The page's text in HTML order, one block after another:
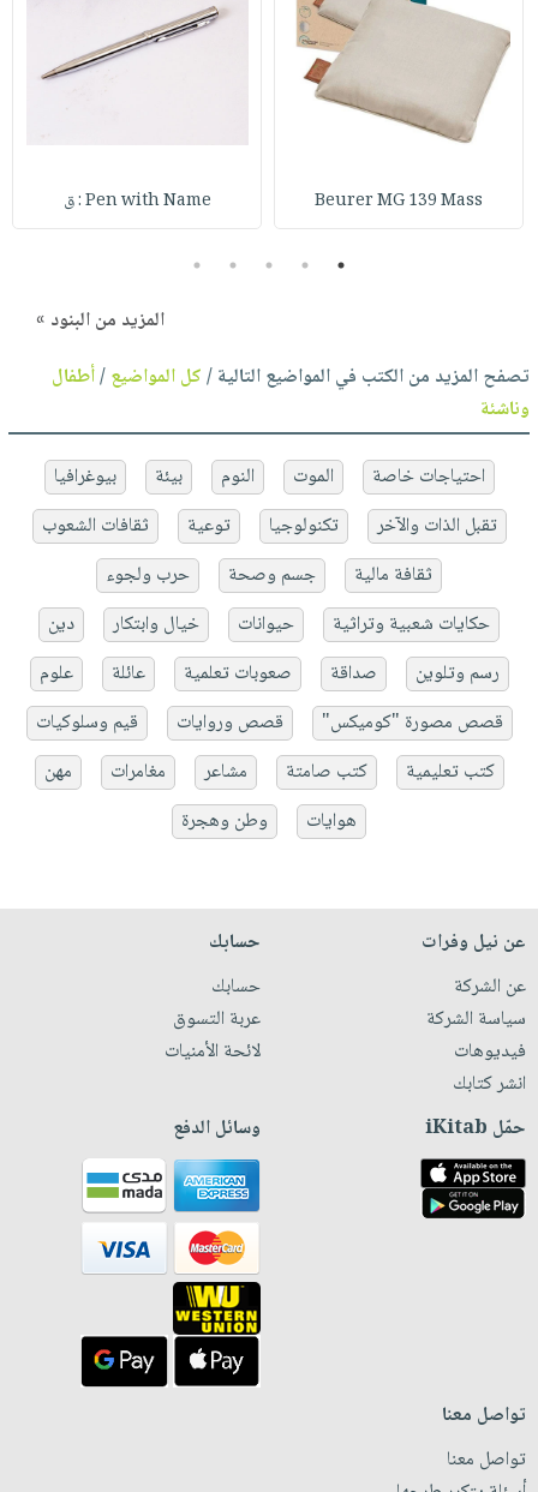
Beurer MG 139 Mass Pen with Name : ق
1
2
3
4
5
المزيد من البنود »
تصفح المزيد من الكتب في المواضيع التالية /كل المواضيع/أطفال
وناشئة
احتياجات خاصة الموت النوم بيئة
بيوغرافيا
تقبل الذات والآخر
تكنولوجيا توعية
ثقافات الشعوب
ثقافة مالية
جسم وصحة
حرب ولجوء
حكايات شعبية وتراثية
حيوانات خيال وابتكار
دين
رسم وتلوين
صداقة صعوبات تعلمية عائلة
علوم
قصص مصورة "كوميكس"
قصص وروايات
قيم وسلوكيات
كتب تعليمية
كتب صامتة مشاعر مغامرات
مهن
هوايات
وطن وهجرة
عن نيل وفرات
عن الشركة
سياسة الشركة
فيديوهات
انشر كتابك
حسابك
حسابك
عربة التسوق
لائحة الأمنيات
حمّل iKitab وسائل الدفع
تواصل معنا
تواصل معنا